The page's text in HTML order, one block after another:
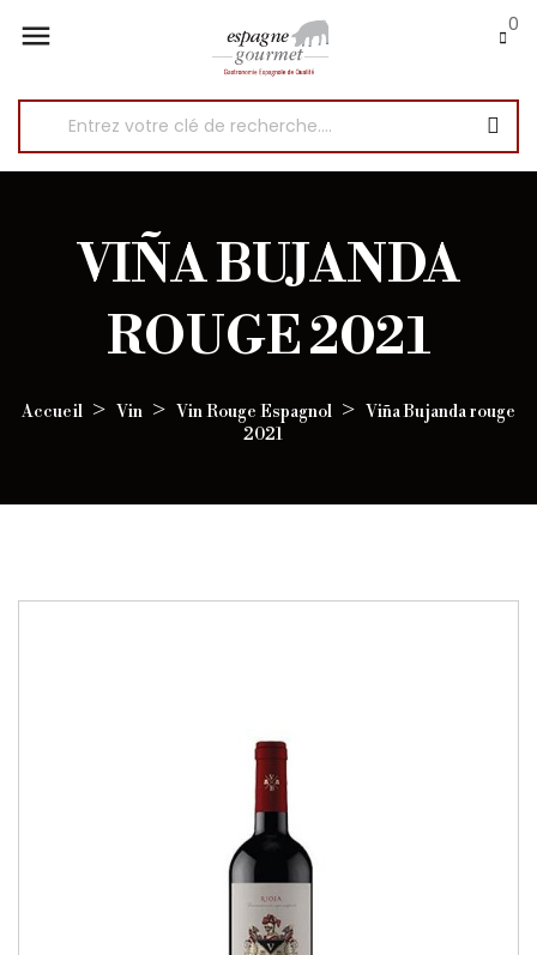
 0
VIÑA BUJANDA
ROUGE 2021
Accueil Vin Vin Rouge Espagnol
Viña Bujanda rouge
2021